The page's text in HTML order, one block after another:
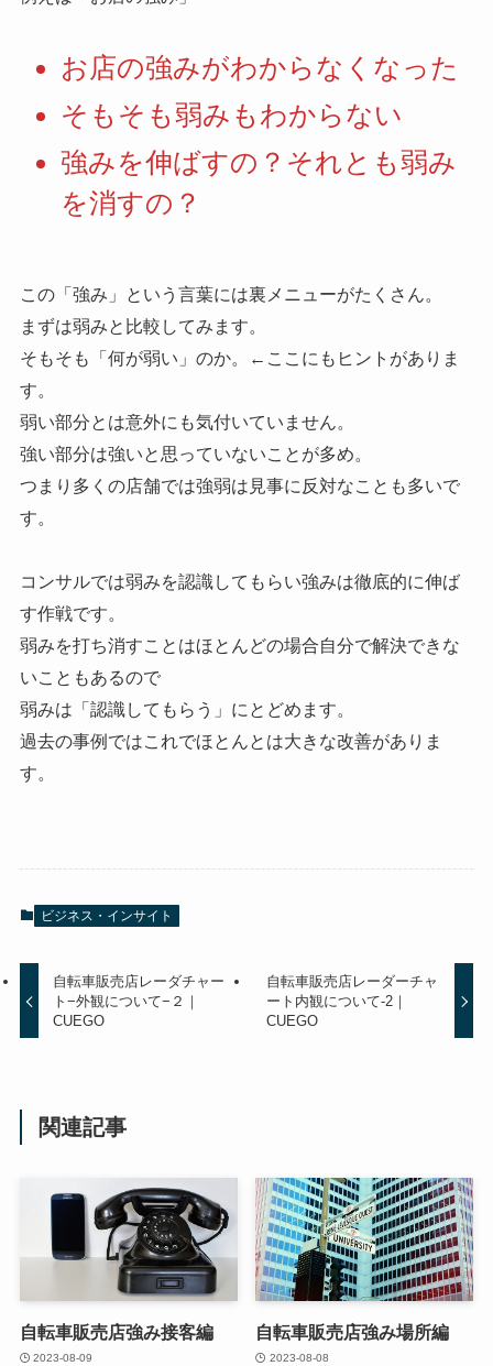
お店の強みがわからなくなった
そもそも弱みもわからない
強みを伸ばすの？それとも弱み
を消すの？
この「強み」という言葉には裏メニューがたくさん。
まずは弱みと比較してみます。
そもそも「何が弱い」のか。←ここにもヒントがありま
す。
弱い部分とは意外にも気付いていません。
強い部分は強いと思っていないことが多め。
つまり多くの店舗では強弱は見事に反対なことも多いで
す。
コンサルでは弱みを認識してもらい強みは徹底的に伸ば
す作戦です。
弱みを打ち消すことはほとんどの場合自分で解決できな
いこともあるので
弱みは「認識してもらう」にとどめます。
過去の事例ではこれでほとんとは大きな改善がありま
す。
ビジネス・インサイト
自転車販売店レーダチャー
ト−外観について−２｜
CUEGO
自転車販売店レーダーチャ
ート内観について-2｜
CUEGO
関連記事
自転車販売店強み接客編
2023-08-09
自転車販売店強み場所編
2023-08-08